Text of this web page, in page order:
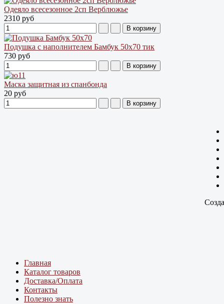
Одеяло всесезонное 2сп Верблюжье
2310 руб
Подушка с наполнителем Бамбук 50х70 тик
730 руб
Маска защитная из спанбонда
20 руб
Главная
Каталог товаров
Доставка/Оплата
Контакты
Полезно знать